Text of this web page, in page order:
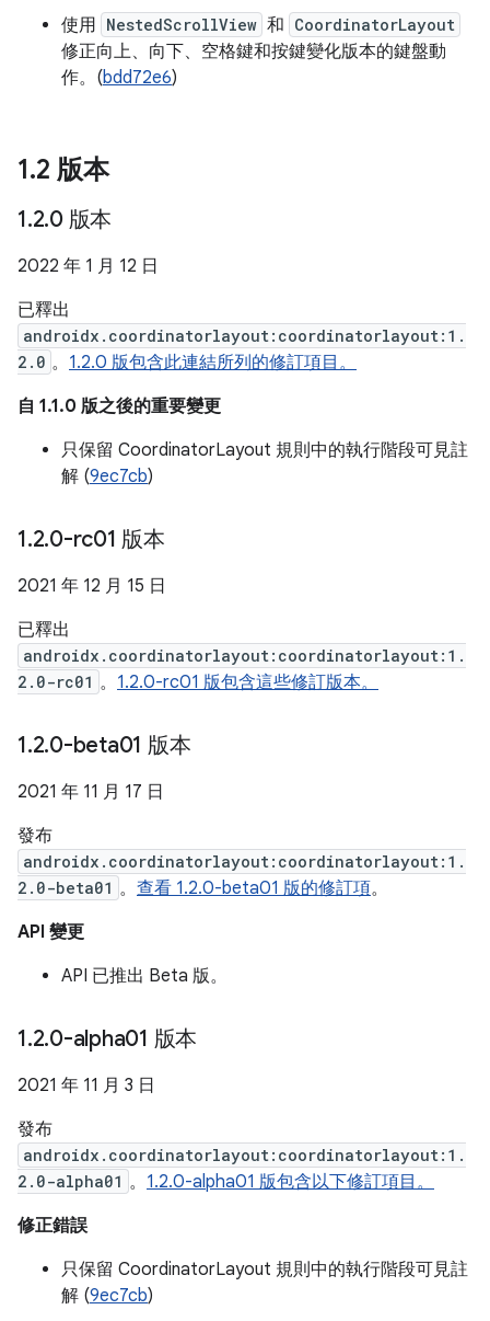
使用 NestedScrollView 和 CoordinatorLayout
修正向上、向下、空格鍵和按鍵變化版本的鍵盤動
作。(bdd72e6)
1.2 版本
1.2.0 版本
2022 年 1 月 12 日
已釋出
androidx.coordinatorlayout:coordinatorlayout:1.
2.0 。 1.2.0 版包含此連結所列的修訂項目。
自 1.1.0 版之後的重要變更
只保留 CoordinatorLayout 規則中的執行階段可見註
解 (9ec7cb)
1.2.0-rc01 版本
2021 年 12 月 15 日
已釋出
androidx.coordinatorlayout:coordinatorlayout:1.
2.0-rc01 。 1.2.0-rc01 版包含這些修訂版本。
1.2.0-beta01 版本
2021 年 11 月 17 日
發布
androidx.coordinatorlayout:coordinatorlayout:1.
2.0-beta01 。 查看 1.2.0-beta01 版的修訂項。
API 變更
API 已推出 Beta 版。
1.2.0-alpha01 版本
2021 年 11 月 3 日
發布
androidx.coordinatorlayout:coordinatorlayout:1.
2.0-alpha01 。 1.2.0-alpha01 版包含以下修訂項目。
修正錯誤
只保留 CoordinatorLayout 規則中的執行階段可見註
解 (9ec7cb)